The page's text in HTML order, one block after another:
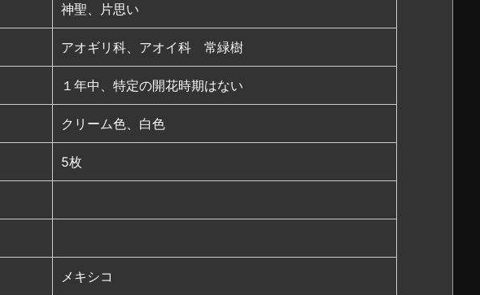
神聖、片思い
アオギリ科、アオイ科 常緑樹
１年中、特定の開花時期はない
クリーム色、白色
5枚
メキシコ